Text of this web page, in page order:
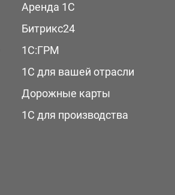
Аренда 1С
Битрикс24
1С:ГРМ
1С для вашей отрасли
Дорожные карты
1С для производства